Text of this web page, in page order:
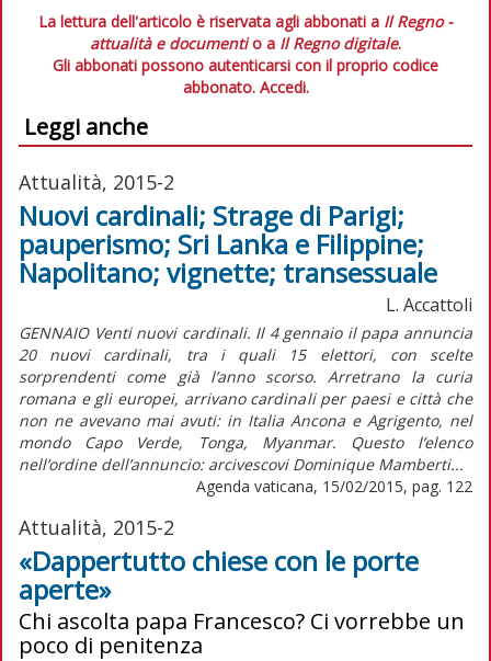
La lettura dell'articolo è riservata agli abbonati a Il Regno -
attualità e documentio a Il Regno digitale.
Gli abbonati possono autenticarsi con il proprio codice
abbonato. Accedi.
Leggi anche
Attualità, 2015-2
Nuovi cardinali; Strage di Parigi;
pauperismo; Sri Lanka e Filippine;
Napolitano; vignette; transessuale
L. Accattoli
GENNAIO Venti nuovi cardinali. Il 4 gennaio il papa annuncia
20 nuovi cardinali, tra i quali 15 elettori, con scelte
sorprendenti come già l’anno scorso. Arretrano la curia
romana e gli europei, arrivano cardinali per paesi e città che
non ne avevano mai avuti: in Italia Ancona e Agrigento, nel
mondo Capo Verde, Tonga, Myanmar. Questo l’elenco
nell’ordine dell’annuncio: arcivescovi Dominique Mamberti...
Agenda vaticana, 15/02/2015, pag. 122
Attualità, 2015-2
«Dappertutto chiese con le porte
aperte»
Chi ascolta papa Francesco? Ci vorrebbe un
poco di penitenza